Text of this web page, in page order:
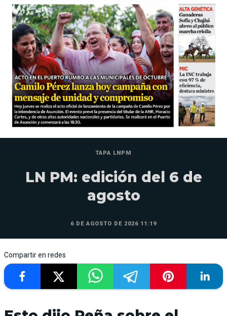
TAPA LNPM
LN PM: edición del 6 de
agosto
6 DE AGOSTO DE 2026 11:19
Compartir en redes